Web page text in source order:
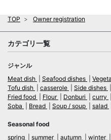
TOP Owner registration
カテゴリ一覧
ジャンル
Meat dish
Seafood dishes
Tofu dish
casserole Side dishes
Fried food
Flour Donburi curry
Soba
Bread Soup / soup salad
Seasonal food
spring
summer autumn winter